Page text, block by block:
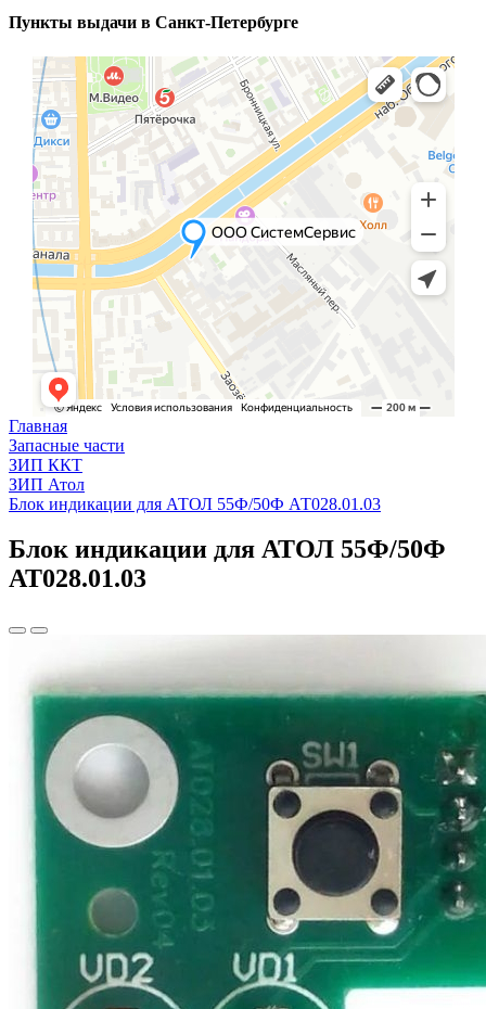
Пункты выдачи в Санкт-Петербурге
Главная
Запасные части
ЗИП ККТ
ЗИП Атол
Блок индикации для АТОЛ 55Ф/50Ф АТ028.01.03
Блок индикации для АТОЛ 55Ф/50Ф
АТ028.01.03